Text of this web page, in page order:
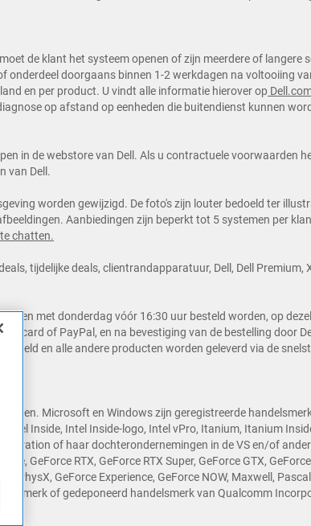
de klant het systeem openen of zijn meerdere of langere
doorgaans binnen 1-2 werkdagen na voltooiing
en per product. U vindt alle informatie hierover op
op afstand op eenheden die buitendienst kunnen
in de webstore van Dell. Als u contractuele voorwaarden
van Dell.
worden gewijzigd. De foto's zijn louter bedoeld ter
Aanbiedingen zijn beperkt tot 5 systemen per
chatten.
tijdelijke deals, clientrandapparatuur, Dell, Dell Premium,
en met donderdag vóór 16:30 uur besteld worden, op
of PayPal, en na bevestiging van de bestelling door
en alle andere producten worden geleverd via de
Microsoft en Windows zijn geregistreerde
Inside, Intel Inside-logo, Intel vPro, Itanium, Itanium
of haar dochterondernemingen in de VS en/of
GeForce RTX, GeForce RTX Super, GeForce GTX,
PhysX, GeForce Experience, GeForce NOW, Maxwell,
of gedeponeerd handelsmerk van Qualcomm